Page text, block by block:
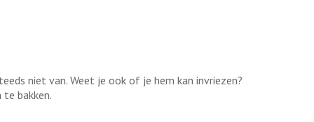
niet van. Weet je ook of je hem kan invriezen?
bakken.